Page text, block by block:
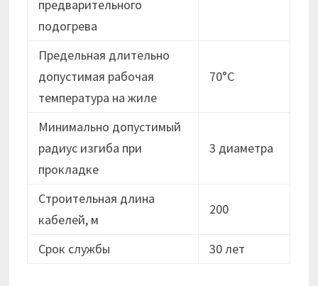
предварительного
подогрева
Предельная длительно
допустимая рабочая
температура на жиле
70°C
Минимально допустимый
радиус изгиба при
прокладке
3 диаметра
Строительная длина
кабелей, м
200
Срок службы 30 лет